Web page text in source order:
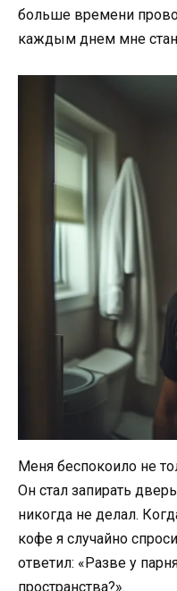
больше времени
каждым днем мне
Меня беспокоило не
Он стал запирать
никогда не делал.
кофе я случайно
ответил: «Разве у
пространства?».